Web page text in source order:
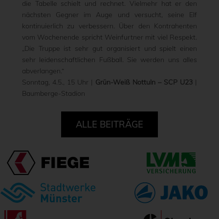
die Tabelle schielt und rechnet. Vielmehr hat er den
nächsten Gegner im Auge und versucht, seine Elf
kontinuierlich zu verbessern. Über den Kontrahenten
vom Wochenende spricht Weinfurtner mit viel Respekt.
„Die Truppe ist sehr gut organisiert und spielt einen
sehr leidenschaftlichen Fußball. Sie werden uns alles
abverlangen.“
Sonntag, 4.5., 15 Uhr | Grün-Weiß Nottuln – SCP U23 |
Baumberge-Stadion
ALLE BEITRÄGE